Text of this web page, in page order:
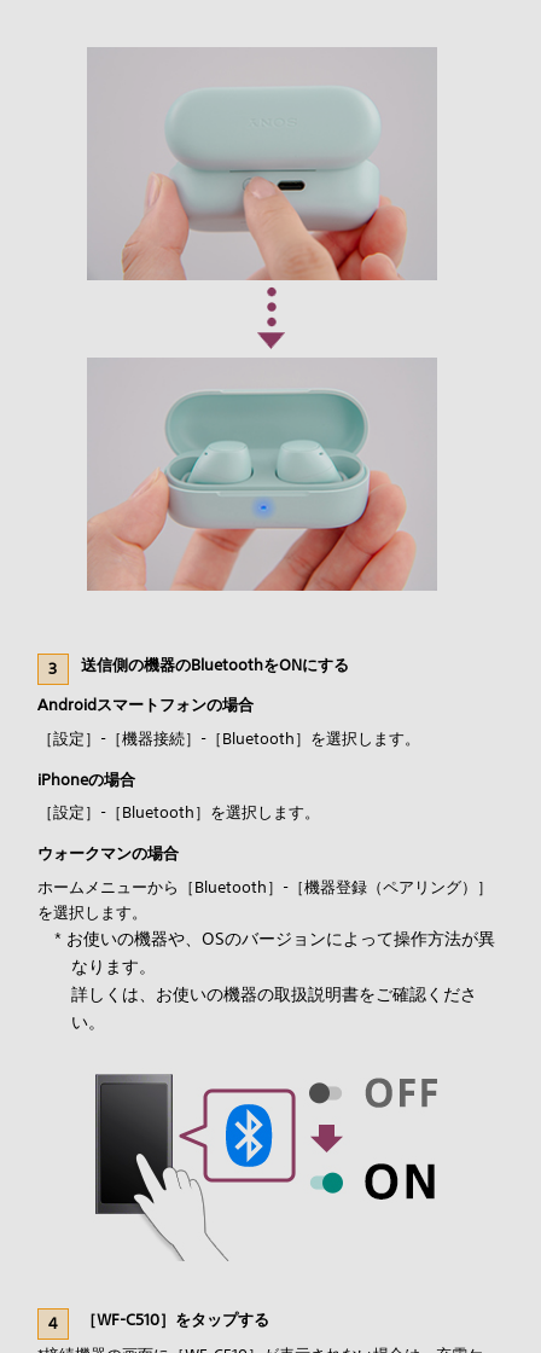
送信側の機器のBluetoothをONにする
Androidスマートフォンの場合
［設定］-［機器接続］-［Bluetooth］を選択します。
iPhoneの場合
［設定］-［Bluetooth］を選択します。
ウォークマンの場合
ホームメニューから［Bluetooth］-［機器登録（ペアリング）］
を選択します。
* お使いの機器や、OSのバージョンによって操作方法が異
なります。
詳しくは、お使いの機器の取扱説明書をご確認くださ
い。
［WF-C510］をタップする